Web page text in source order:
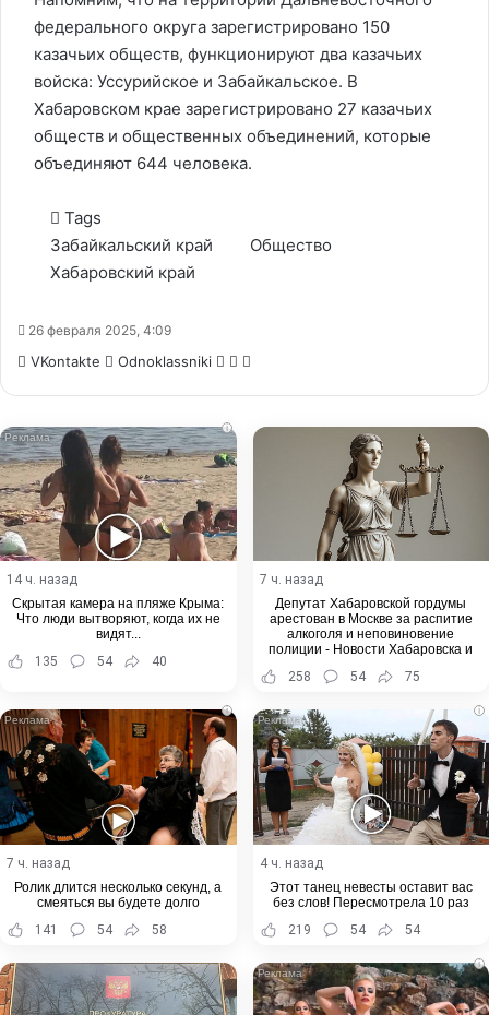
федерального округа зарегистрировано 150
казачьих обществ, функционируют два казачьих
войска: Уссурийское и Забайкальское. В
Хабаровском крае зарегистрировано 27 казачьих
обществ и общественных объединений, которые
объединяют 644 человека.
Tags
Забайкальский край
Общество
Хабаровский край
26 февраля 2025, 4:09
VKontakte Odnoklassniki WhatsApp
Telegram
i
14 ч. назад
Скрытая камера на пляже Крыма:
Что люди вытворяют, когда их не
видят...
135
54 40
7 ч. назад
Депутат Хабаровской гордумы
арестован в Москве за распитие
алкоголя и неповиновение
полиции - Новости Хабаровска и
258 54 75
i
7 ч. назад
Ролик длится несколько секунд, а
смеяться вы будете долго
141
54 58
i
4 ч. назад
Этот танец невесты оставит вас
без слов! Пересмотрела 10 раз
219
54 54
i